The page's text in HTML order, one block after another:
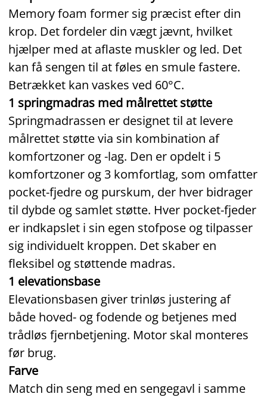
Memory foam former sig præcist efter din
krop. Det fordeler din vægt jævnt, hvilket
hjælper med at aflaste muskler og led. Det
kan få sengen til at føles en smule fastere.
Betrækket kan vaskes ved 60°C.
1 springmadras med målrettet støtte
Springmadrassen er designet til at levere
målrettet støtte via sin kombination af
komfortzoner og -lag. Den er opdelt i 5
komfortzoner og 3 komfortlag, som omfatter
pocket‑fjedre og purskum, der hver bidrager
til dybde og samlet støtte. Hver pocket‑fjeder
er indkapslet i sin egen stofpose og tilpasser
sig individuelt kroppen. Det skaber en
fleksibel og støttende madras.
1 elevationsbase
Elevationsbasen giver trinløs justering af
både hoved- og fodende og betjenes med
trådløs fjernbetjening. Motor skal monteres
før brug.
Farve
Match din seng med en sengegavl i samme